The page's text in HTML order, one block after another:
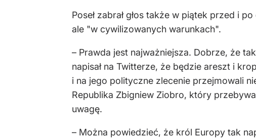
Poseł zabrał głos także w piątek przed i
ale "w cywilizowanych warunkach".
– Prawda jest najważniejsza. Dobrze, że
napisał na Twitterze, że będzie areszt i
i na jego polityczne zlecenie przejmowali
Republika Zbigniew Ziobro, który
uwagę.
– Można powiedzieć, że król Europy tak